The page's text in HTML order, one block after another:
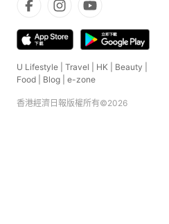
U Lifestyle Travel HK Beauty
Food
Blog e-zone
香港經濟日報版權所有©2026